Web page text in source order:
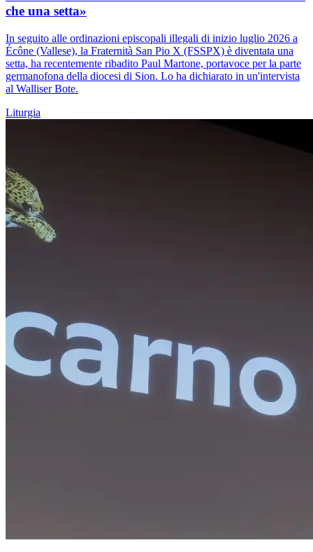
che una setta»
In seguito alle ordinazioni episcopali illegali di inizio luglio 2026 a
Écône (Vallese), la Fraternità San Pio X (FSSPX) è diventata una
setta, ha recentemente ribadito Paul Martone, portavoce per la parte
germanofona della diocesi di Sion. Lo ha dichiarato in un'intervista
al Walliser Bote.
Liturgia